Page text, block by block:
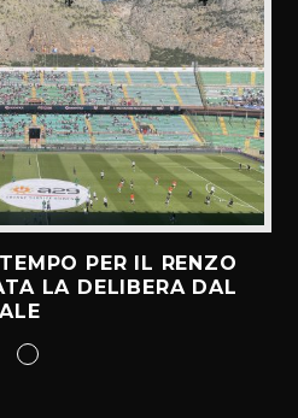
PER IL RENZO
LA DELIBERA DAL